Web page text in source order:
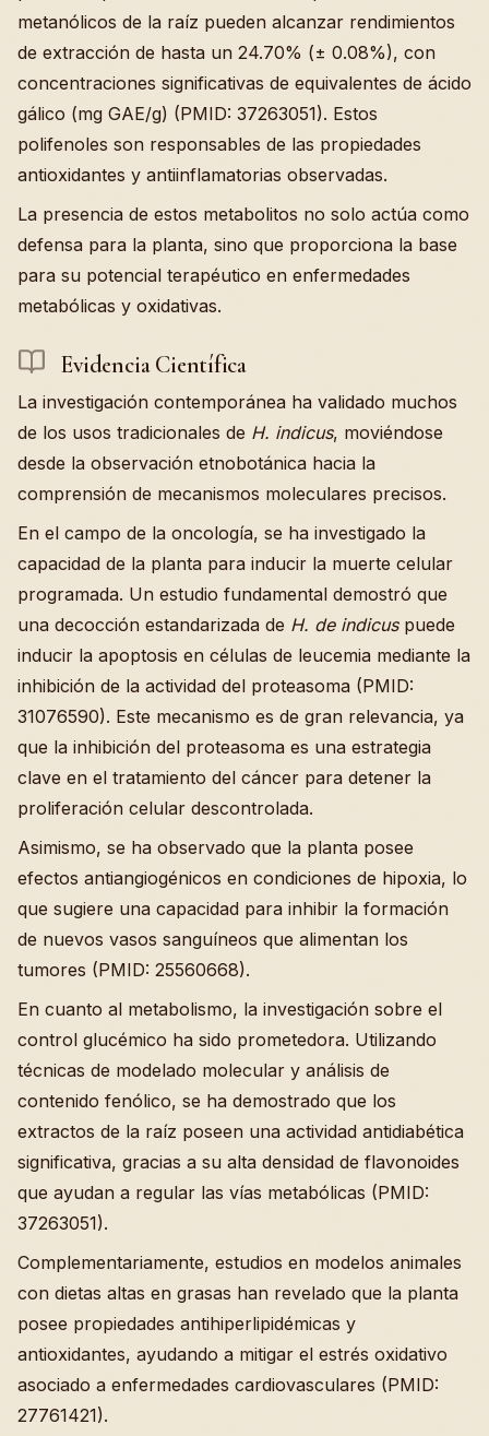
metanólicos de la raíz pueden alcanzar rendimientos
de extracción de hasta un 24.70% (± 0.08%), con
concentraciones significativas de equivalentes de ácido
gálico (mg GAE/g) (PMID: 37263051). Estos
polifenoles son responsables de las propiedades
antioxidantes y antiinflamatorias observadas.
La presencia de estos metabolitos no solo actúa como
defensa para la planta, sino que proporciona la base
para su potencial terapéutico en enfermedades
metabólicas y oxidativas.
Evidencia Científica
La investigación contemporánea ha validado muchos
de los usos tradicionales de H. indicus, moviéndose
desde la observación etnobotánica hacia la
comprensión de mecanismos moleculares precisos.
En el campo de la oncología, se ha investigado la
capacidad de la planta para inducir la muerte celular
programada. Un estudio fundamental demostró que
una decocción estandarizada de H. de indicuspuede
inducir la apoptosis en células de leucemia mediante la
inhibición de la actividad del proteasoma (PMID:
31076590). Este mecanismo es de gran relevancia, ya
que la inhibición del proteasoma es una estrategia
clave en el tratamiento del cáncer para detener la
proliferación celular descontrolada.
Asimismo, se ha observado que la planta posee
efectos antiangiogénicos en condiciones de hipoxia, lo
que sugiere una capacidad para inhibir la formación
de nuevos vasos sanguíneos que alimentan los
tumores (PMID: 25560668).
En cuanto al metabolismo, la investigación sobre el
control glucémico ha sido prometedora. Utilizando
técnicas de modelado molecular y análisis de
contenido fenólico, se ha demostrado que los
extractos de la raíz poseen una actividad antidiabética
significativa, gracias a su alta densidad de flavonoides
que ayudan a regular las vías metabólicas (PMID:
37263051).
Complementariamente, estudios en modelos animales
con dietas altas en grasas han revelado que la planta
posee propiedades antihiperlipidémicas y
antioxidantes, ayudando a mitigar el estrés oxidativo
asociado a enfermedades cardiovasculares (PMID:
27761421).